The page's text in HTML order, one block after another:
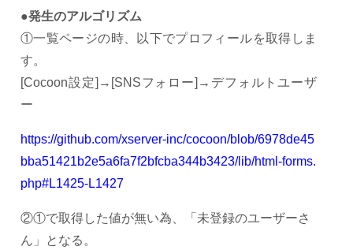
●発生のアルゴリズム
①一覧ページの時、以下でプロフィールを取得しま
す。
[Cocoon設定]→[SNSフォロー]→デフォルトユーザ
ー
https://github.com/xserver-inc/cocoon/blob/6978de45
bba51421b2e5a6fa7f2bfcba344b3423/lib/html-forms.
php#L1425-L1427
②①で取得した値が無い為、「未登録のユーザーさ
ん」となる。